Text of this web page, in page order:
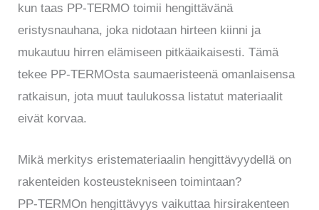
kun taas PP-TERMO toimii hengittävänä
eristysnauhana, joka nidotaan hirteen kiinni ja
mukautuu hirren elämiseen pitkäaikaisesti. Tämä
tekee PP-TERMOsta saumaeristeenä omanlaisensa
ratkaisun, jota muut taulukossa listatut materiaalit
eivät korvaa.
Mikä merkitys eristemateriaalin hengittävyydellä on
rakenteiden kosteustekniseen toimintaan?
PP-TERMOn hengittävyys vaikuttaa hirsirakenteen